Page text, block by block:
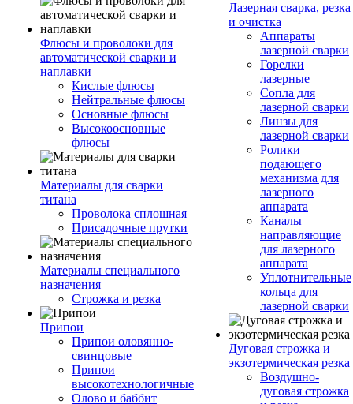
Флюсы и проволоки для
автоматической сварки и
наплавки
Кислые флюсы
Нейтральные флюсы
Основные флюсы
Высокоосновные
флюсы
Материалы для сварки
титана
Проволока сплошная
Присадочные прутки
Материалы специального
назначения
Строжка и резка
Припои
Припои оловянно-
свинцовые
Припои
высокотехнологичные
Олово и баббит
Лазерная сварка, резка
и очистка
Аппараты
лазерной сварки
Горелки
лазерные
Сопла для
лазерной сварки
Линзы для
лазерной сварки
Ролики
подающего
механизма для
лазерного
аппарата
Каналы
направляющие
для лазерного
аппарата
Уплотнительные
кольца для
лазерной сварки
Дуговая строжка и
экзотермическая резка
Воздушно-
дуговая строжка